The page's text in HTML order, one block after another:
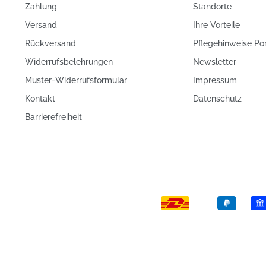
Zahlung
Versand
Rückversand
Widerrufsbelehrungen
Muster-Widerrufsformular
Kontakt
Barrierefreiheit
Standorte
Ihre Vorteile
Pflegehinweise
Newsletter
Impressum
Datenschutz